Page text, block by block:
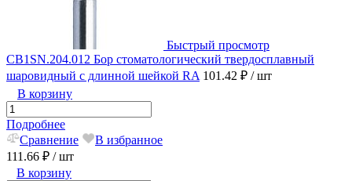
Быстрый просмотр
CB1SN.204.012 Бор стоматологический твердосплавный
шаровидный с длинной шейкой RA 101.42 ₽ / шт
В корзину
Подробнее
Сравнение
В избранное
111.66 ₽ / шт
В корзину